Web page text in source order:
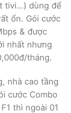
tivi…) dùng để
ổn. Gói cước
& được
nhất nhưng
tháng.
nhà cao tầng
cước Combo
thì ngoài 01